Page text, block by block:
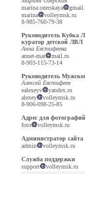
marina.ozerskaya
marina
volleymsk.ru
8-985-760-79-38
Руководитель
куратор детской ЛВЛ
Анна Евстифеева
annet-mai
mail.ru
8-903-115-73-14
Руководитель
Алексей Евстифеев
ealexeyv
yandex.ru
alexey
volleymsk.ru
8-906-098-25-85
Адрес для
foto
volleymsk.ru
Администратор сайта
admin
volleymsk.ru
Служба поддержки
support
volleymsk.ru